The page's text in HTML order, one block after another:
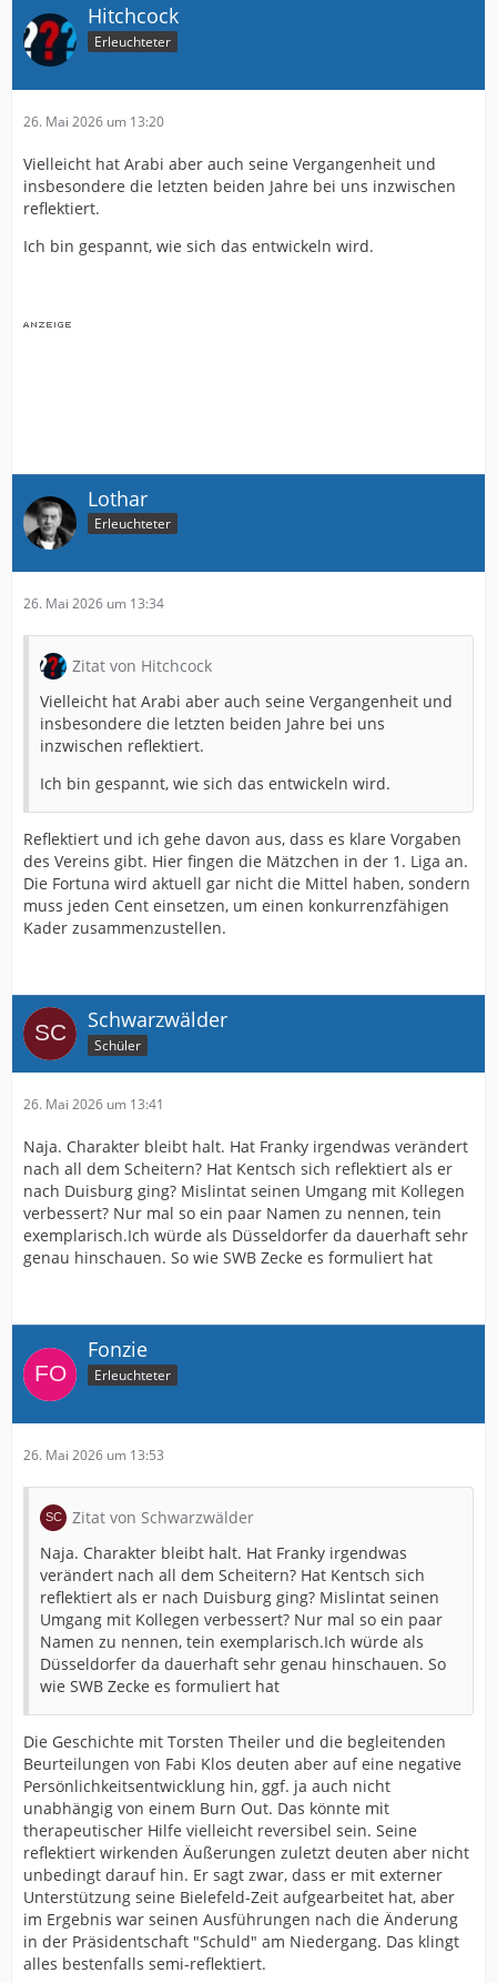
Hitchcock
Erleuchteter
26. Mai 2026 um 13:20
Vielleicht hat Arabi aber auch seine Vergangenheit und
insbesondere die letzten beiden Jahre bei uns inzwischen
reflektiert.
Ich bin gespannt, wie sich das entwickeln wird.
Lothar
Erleuchteter
26. Mai 2026 um 13:34
Zitat von Hitchcock
Vielleicht hat Arabi aber auch seine Vergangenheit und
insbesondere die letzten beiden Jahre bei uns
inzwischen reflektiert.
Ich bin gespannt, wie sich das entwickeln wird.
Reflektiert und ich gehe davon aus, dass es klare Vorgaben
des Vereins gibt. Hier fingen die Mätzchen in der 1. Liga an.
Die Fortuna wird aktuell gar nicht die Mittel haben, sondern
muss jeden Cent einsetzen, um einen konkurrenzfähigen
Kader zusammenzustellen.
Schwarzwälder
Schüler
26. Mai 2026 um 13:41
Naja. Charakter bleibt halt. Hat Franky irgendwas verändert
nach all dem Scheitern? Hat Kentsch sich reflektiert als er
nach Duisburg ging? Mislintat seinen Umgang mit Kollegen
verbessert? Nur mal so ein paar Namen zu nennen, tein
exemplarisch.Ich würde als Düsseldorfer da dauerhaft sehr
genau hinschauen. So wie SWB Zecke es formuliert hat
Fonzie
Erleuchteter
26. Mai 2026 um 13:53
Zitat von Schwarzwälder
Naja. Charakter bleibt halt. Hat Franky irgendwas
verändert nach all dem Scheitern? Hat Kentsch sich
reflektiert als er nach Duisburg ging? Mislintat seinen
Umgang mit Kollegen verbessert? Nur mal so ein paar
Namen zu nennen, tein exemplarisch.Ich würde als
Düsseldorfer da dauerhaft sehr genau hinschauen. So
wie SWB Zecke es formuliert hat
Die Geschichte mit Torsten Theiler und die begleitenden
Beurteilungen von Fabi Klos deuten aber auf eine negative
Persönlichkeitsentwicklung hin, ggf. ja auch nicht
unabhängig von einem Burn Out. Das könnte mit
therapeutischer Hilfe vielleicht reversibel sein. Seine
reflektiert wirkenden Äußerungen zuletzt deuten aber nicht
unbedingt darauf hin. Er sagt zwar, dass er mit externer
Unterstützung seine Bielefeld-Zeit aufgearbeitet hat, aber
im Ergebnis war seinen Ausführungen nach die Änderung
in der Präsidentschaft "Schuld" am Niedergang. Das klingt
alles bestenfalls semi-reflektiert.